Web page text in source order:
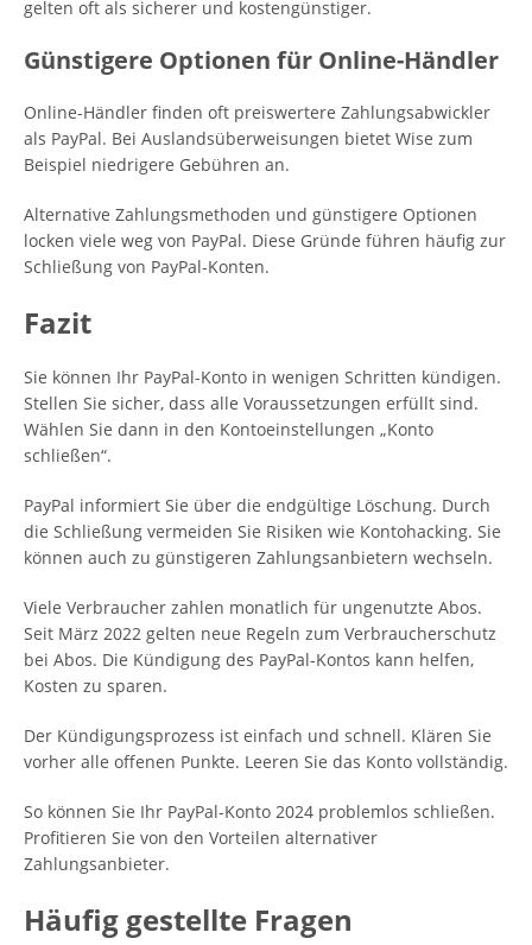
gelten oft als sicherer und kostengünstiger.
Günstigere Optionen für Online-Händler
Online-Händler finden oft preiswertere Zahlungsabwickler
als PayPal. Bei Auslandsüberweisungen bietet Wise zum
Beispiel niedrigere Gebühren an.
Alternative Zahlungsmethoden und günstigere Optionen
locken viele weg von PayPal. Diese Gründe führen häufig zur
Schließung von PayPal-Konten.
Fazit
Sie können Ihr PayPal-Konto in wenigen Schritten kündigen.
Stellen Sie sicher, dass alle Voraussetzungen erfüllt sind.
Wählen Sie dann in den Kontoeinstellungen „Konto
schließen“.
PayPal informiert Sie über die endgültige Löschung. Durch
die Schließung vermeiden Sie Risiken wie Kontohacking. Sie
können auch zu günstigeren Zahlungsanbietern wechseln.
Viele Verbraucher zahlen monatlich für ungenutzte Abos.
Seit März 2022 gelten neue Regeln zum Verbraucherschutz
bei Abos. Die Kündigung des PayPal-Kontos kann helfen,
Kosten zu sparen.
Der Kündigungsprozess ist einfach und schnell. Klären Sie
vorher alle offenen Punkte. Leeren Sie das Konto vollständig.
So können Sie Ihr PayPal-Konto 2024 problemlos schließen.
Profitieren Sie von den Vorteilen alternativer
Zahlungsanbieter.
Häufig gestellte Fragen